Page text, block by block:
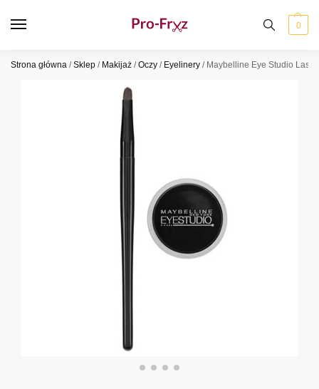
0
Strona główna /Sklep / Makijaż /Oczy / Eyelinery / Maybelline Eye Studio